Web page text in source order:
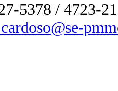
5378 / 4723-